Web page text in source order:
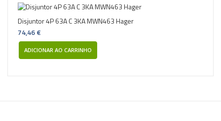
Disjuntor 4P 63A C 3KA MWN463 Hager
74,46 €
ADICIONAR AO CARRINHO